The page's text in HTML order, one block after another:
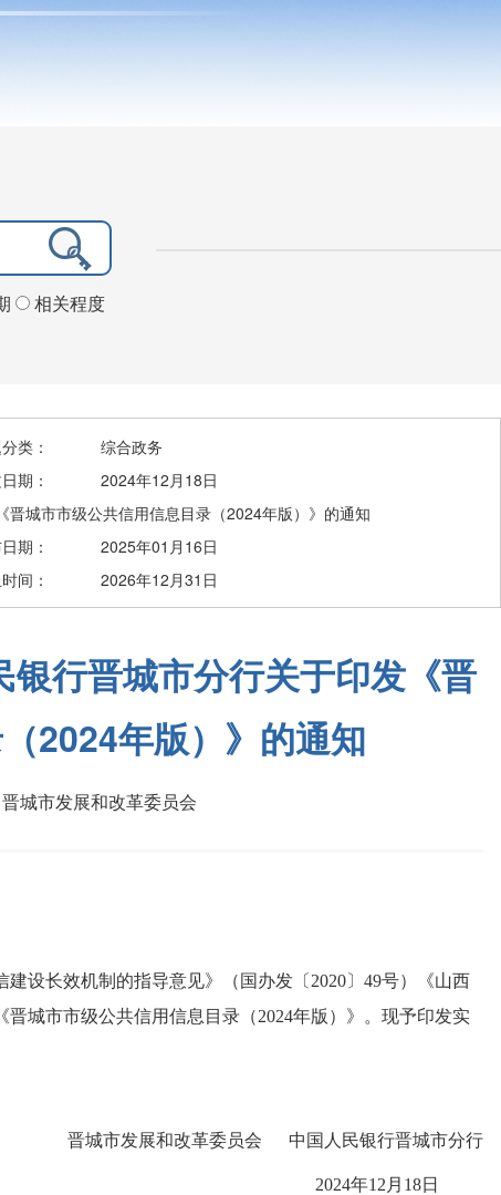
相关程度
类：
综合政务
期：
2024年12月18日
城市市级公共信用信息目录（2024年版）》的通知
期：
2025年01月16日
间： 2026年12月31日
行晋城市分行关于印发《晋
2024年版）》的通知
晋城市发展和改革委员会
设长效机制的指导意见》（国办发〔2020〕49号）《山西
城市市级公共信用信息目录（2024年版）》。现予印发实
晋城市发展和改革委员会 中国人民银行晋城市分行
2024年12月18日